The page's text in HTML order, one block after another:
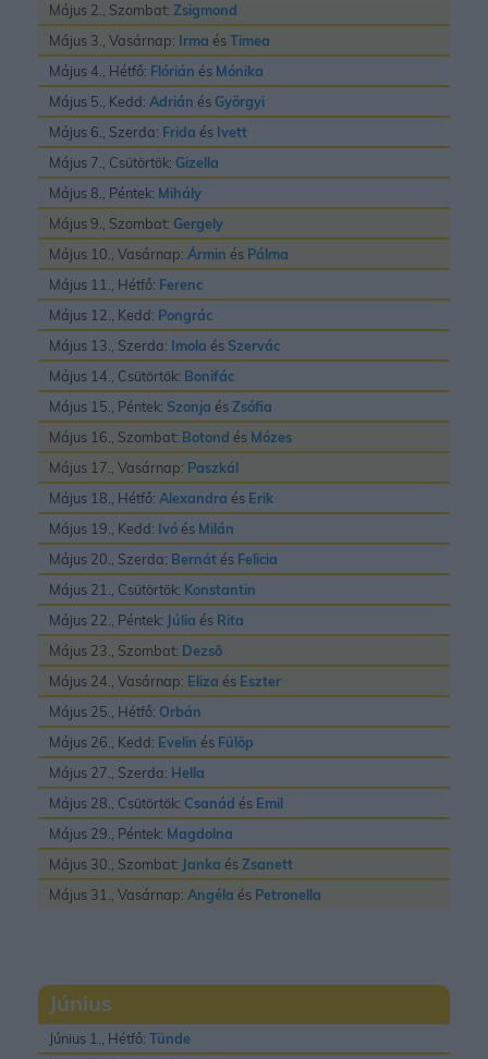
Május 2., Szombat: Zsigmond
Május 3., Vasárnap: Irma ésTimea
Május 4., Hétfő: Flórián és Mónika
Május 5., Kedd: Adrián és Györgyi
Május 6., Szerda: Frida és Ivett
Május 7., Csütörtök: Gizella
Május 8., Péntek: Mihály
Május 9., Szombat: Gergely
Május 10., Vasárnap: Ármin és Pálma
Május 11., Hétfő: Ferenc
Május 12., Kedd: Pongrác
Május 13., Szerda: Imola és Szervác
Május 14., Csütörtök: Bonifác
Május 15., Péntek: Szonja ésZsófia
Május 16., Szombat: Botond és Mózes
Május 17., Vasárnap: Paszkál
Május 18., Hétfő: Alexandra és Erik
Május 19., Kedd: Ivó és Milán
Május 20., Szerda: Bernát és Felicia
Május 21., Csütörtök: Konstantin
Május 22., Péntek: Júlia és Rita
Május 23., Szombat: Dezsõ
Május 24., Vasárnap: Eliza és Eszter
Május 25., Hétfő: Orbán
Május 26., Kedd: Evelin és Fülöp
Május 27., Szerda: Hella
Május 28., Csütörtök: Csanád és Emil
Május 29., Péntek: Magdolna
Május 30., Szombat: Janka ésZsanett
Május 31., Vasárnap: Angéla és Petronella
Június
Június 1., Hétfő: Tünde